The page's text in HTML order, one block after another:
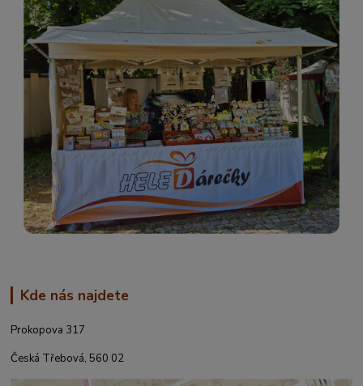
Kde nás najdete
Prokopova 317
Česká Třebová, 560 02